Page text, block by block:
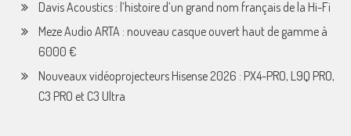
Davis Acoustics : l’histoire d’un grand nom français de la Hi-Fi
Meze Audio ARTA : nouveau casque ouvert haut de gamme à
6000 €
Nouveaux vidéoprojecteurs Hisense 2026 : PX4-PRO, L9Q PRO,
C3 PRO et C3 Ultra